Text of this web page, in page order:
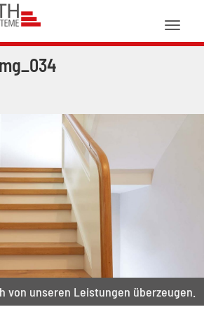
von unseren Leistungen überzeugen.